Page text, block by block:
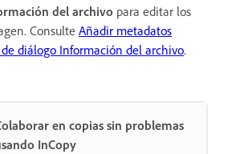
del archivo para editar los
Consulte Añadir metadatos
diálogo Información del archivo.
en copias sin problemas
InCopy